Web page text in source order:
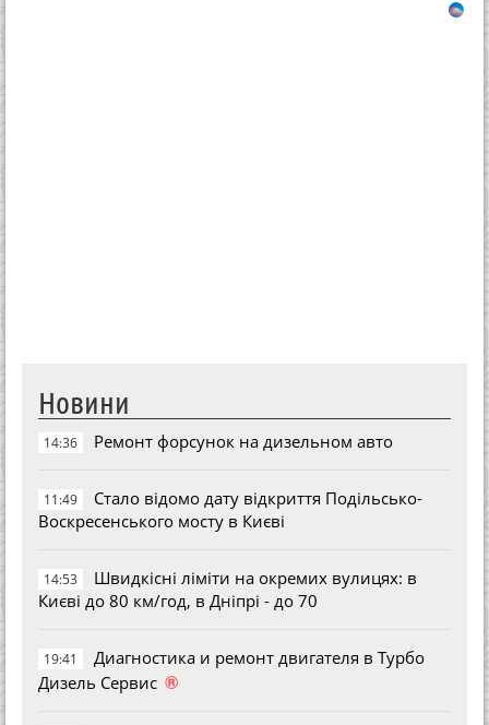
Новини
14:36 Ремонт форсунок на дизельном авто
11:49
Стало відомо дату відкриття Подільсько-
Воскресенського мосту в Києві
14:53
Швидкісні ліміти на окремих вулицях: в
Києві до 80 км/год, в Дніпрі - до 70
19:41
Диагностика и ремонт двигателя в Турбо
Дизель Сервис ®